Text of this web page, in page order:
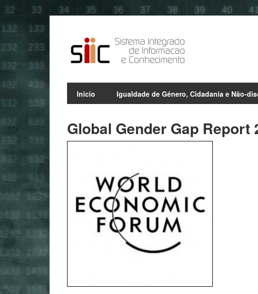
Início Igualdade de Género, Cidadania e Não-
Global Gender Gap Report